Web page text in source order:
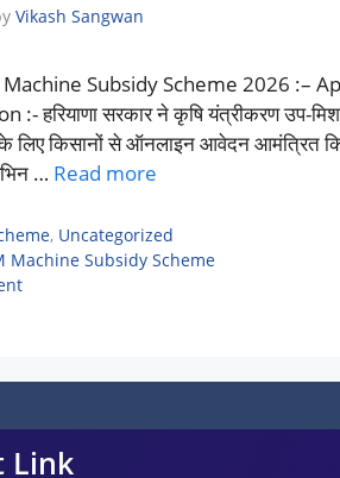
Vikash Sangwan
Subsidy Scheme 2026 :–
हरियाणा सरकार ने कृषि यंत्रीकरण उप-
के लिए किसानों से ऑनलाइन आवेदन आमंत्रित
… Read more
, Uncategorized
Machine Subsidy Scheme
Link